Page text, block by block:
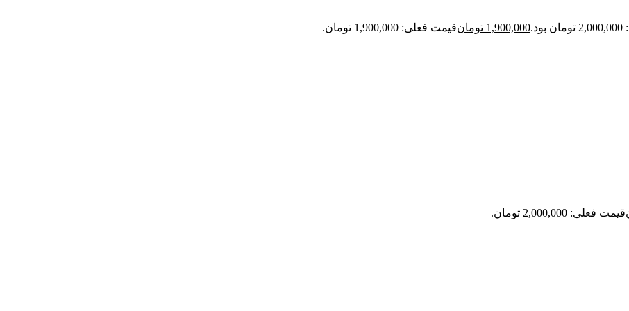
1,900,000 تومانقیمت فعلی: 1,900,000 تومان.
قیمت فعلی: 2,000,000 تومان.